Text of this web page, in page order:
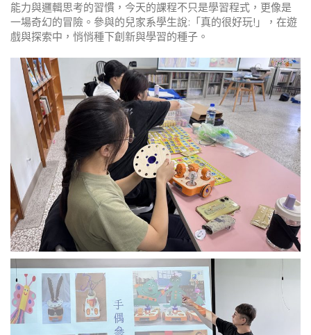
能力與邏輯思考的習慣，今天的課程不只是學習程式，更像是
一場奇幻的冒險。參與的兒家系學生說:「真的很好玩!」，在遊
戲與探索中，悄悄種下創新與學習的種子。